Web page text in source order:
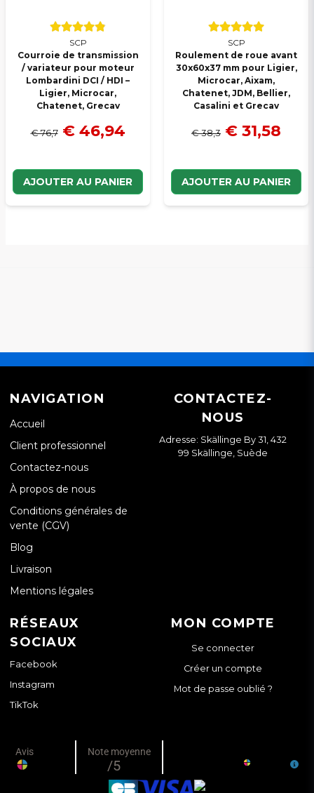
SCP
Courroie de transmission
/ variateur pour moteur
Lombardini DCI / HDI –
Ligier, Microcar,
Chatenet, Grecav
€ 76,7 € 46,94
AJOUTER AU PANIER
SCP
Roulement de roue avant
30x60x37 mm pour Ligier,
Microcar, Aixam,
Chatenet, JDM, Bellier,
Casalini et Grecav
€ 38,3 € 31,58
AJOUTER AU PANIER
NAVIGATION
Accueil
Client professionnel
Contactez-nous
À propos de nous
Conditions générales de
vente (CGV)
Blog
Livraison
Mentions légales
CONTACTEZ-
NOUS
Adresse: Skällinge By 31, 432
99 Skällinge, Suède
RÉSEAUX
SOCIAUX
Facebook
Instagram
TikTok
MON COMPTE
Se connecter
Créer un compte
Mot de passe oublié ?